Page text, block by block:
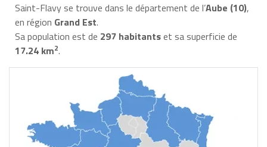
Saint-Flavy se trouve dans le département de l’Aube (10),
en région Grand Est.
Sa population est de 297 habitantset sa superficie de
17.24 km2.